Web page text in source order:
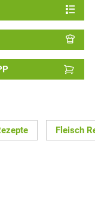
Fleisch